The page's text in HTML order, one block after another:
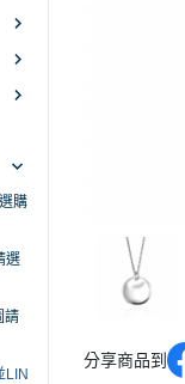
購
選
請
LIN
分享商品到